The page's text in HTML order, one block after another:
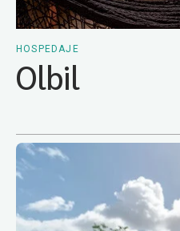
HOSPEDAJE
Olbil